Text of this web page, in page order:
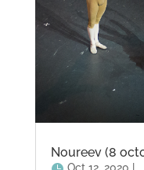
Noureev (8